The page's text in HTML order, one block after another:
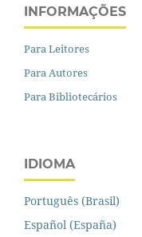
INFORMAÇÕES
Para Leitores
Para Autores
Para Bibliotecários
IDIOMA
Português (Brasil)
Español (España)